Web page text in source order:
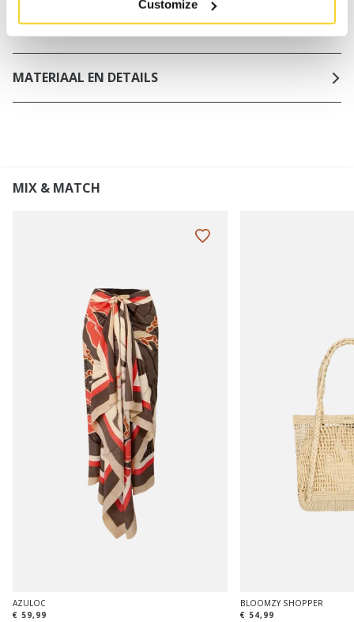
Customize
Hoge rug, normale beenuitsnijding
Normale bedekking van de billen
MATERIAAL EN DETAILS
MIX & MATCH
AZULOC
€ 59,99
BLOOMZY SHOPPER
€ 54,99